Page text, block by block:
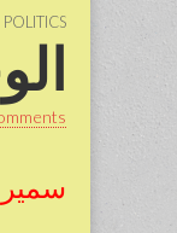
POLITICS